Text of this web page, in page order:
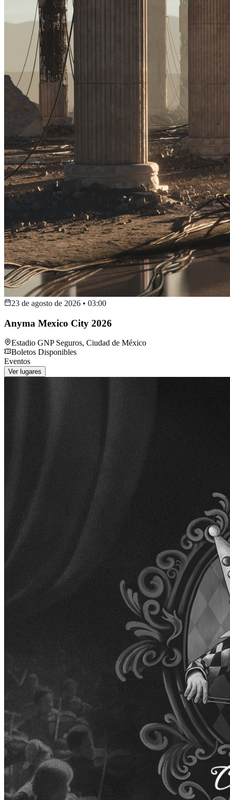
23 de agosto de 2026 • 03:00
Anyma Mexico City 2026
Estadio GNP Seguros, Ciudad de México
Boletos Disponibles
Eventos
Ver lugares